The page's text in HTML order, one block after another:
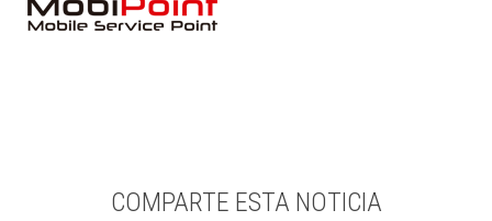
COMPARTE ESTA NOTICIA